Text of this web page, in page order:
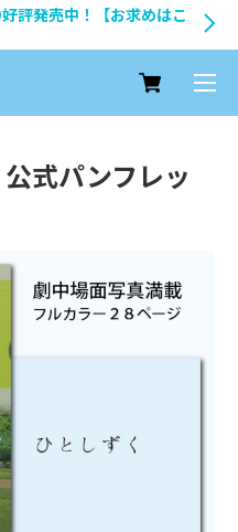
評発売中！【お求めはこ
式パンフレッ